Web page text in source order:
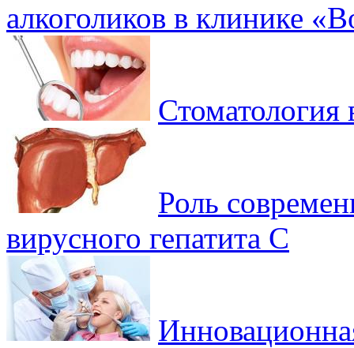
алкоголиков в клинике
Роль
вирусного гепатита C